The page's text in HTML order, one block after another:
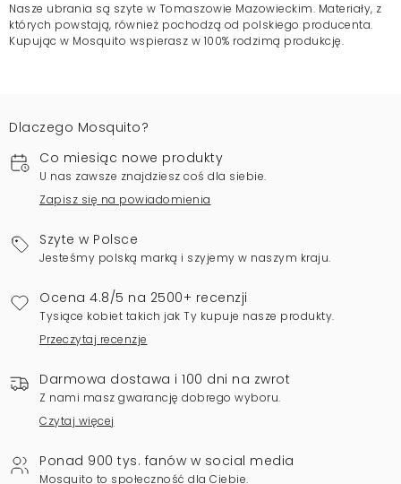
Nasze ubrania są szyte w Tomaszowie Mazowieckim. Materiały, z
których powstają, również pochodzą od polskiego producenta.
Kupując w Mosquito wspierasz w 100% rodzimą produkcję.
Dlaczego Mosquito?
Co miesiąc nowe produkty
U nas zawsze znajdziesz coś dla siebie.
Zapisz się na powiadomienia
Szyte w Polsce
Jesteśmy polską marką i szyjemy w naszym kraju.
Ocena 4.8/5 na 2500+ recenzji
Tysiące kobiet takich jak Ty kupuje nasze produkty.
Przeczytaj recenzje
Darmowa dostawa i 100 dni na zwrot
Z nami masz gwarancję dobrego wyboru.
Czytaj więcej
Ponad 900 tys. fanów w social media
Mosquito to społeczność dla Ciebie.